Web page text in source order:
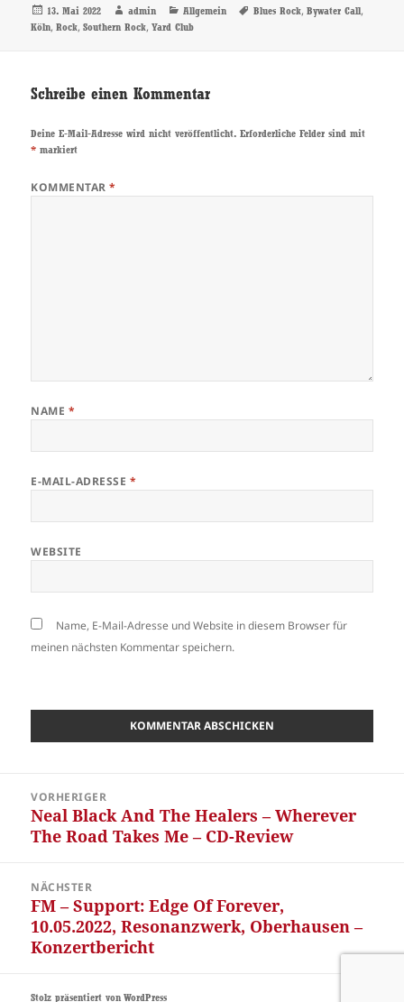
Veröffentlicht
am
13. Mai 2022 Autor
admin Kategorien
Allgemein Schlagwörter
Blues Rock,Bywater Call,
Köln,Rock,Southern Rock,Yard Club
Schreibe einen Kommentar
Deine E-Mail-Adresse wird nicht veröffentlicht. Erforderliche Felder sind mit
* markiert
KOMMENTAR*
NAME *
E-MAIL-ADRESSE *
WEBSITE
Name, E-Mail-Adresse und Website in diesem Browser für
meinen nächsten Kommentar speichern.
VORHERIGER
Vorheriger
Beitrag:
Neal Black And The Healers – Wherever
The Road Takes Me – CD-Review
NÄCHSTER
Nächster
Beitrag:
FM – Support: Edge Of Forever,
10.05.2022, Resonanzwerk, Oberhausen –
Konzertbericht
Stolz präsentiert von WordPress